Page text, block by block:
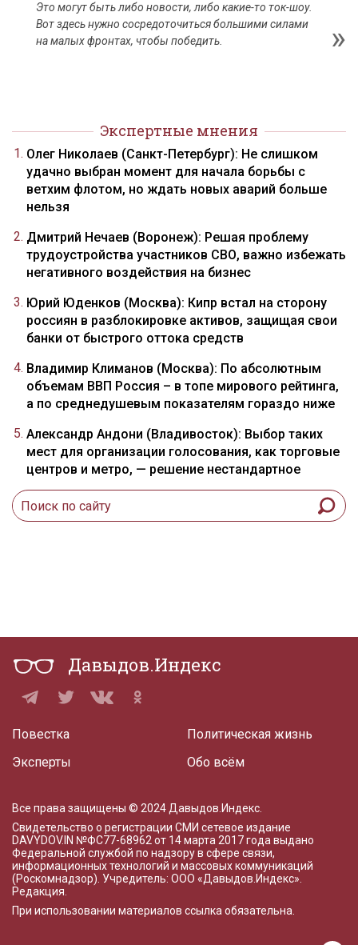
Это могут быть либо новости, либо какие-то ток-шоу.
Вот здесь нужно сосредоточиться большими силами
на малых фронтах, чтобы победить.
Экспертные мнения
Олег Николаев (Санкт-Петербург): Не слишком
удачно выбран момент для начала борьбы с
ветхим флотом, но ждать новых аварий больше
нельзя
Дмитрий Нечаев (Воронеж): Решая проблему
трудоустройства участников СВО, важно избежать
негативного воздействия на бизнес
Юрий Юденков (Москва): Кипр встал на сторону
россиян в разблокировке активов, защищая свои
банки от быстрого оттока средств
Владимир Климанов (Москва): По абсолютным
объемам ВВП Россия – в топе мирового рейтинга,
а по среднедушевым показателям гораздо ниже
Александр Андони (Владивосток): Выбор таких
мест для организации голосования, как торговые
центров и метро, — решение нестандартное
Давыдов.Индекс
Повестка
Эксперты
Политическая жизнь
Обо всём
Все права защищены © 2024 Давыдов.Индекс.
Свидетельство о регистрации СМИ сетевое издание
DAVYDOV.IN №ФС77-68962 от 14 марта 2017 года выдано
Федеральной службой по надзору в сфере связи,
информационных технологий и массовых коммуникаций
(Роскомнадзор). Учредитель: ООО «Давыдов.Индекс».
Редакция
При использовании материалов ссылка обязательна.